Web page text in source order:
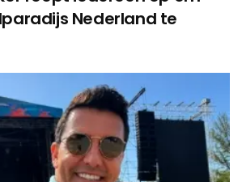
Nederland te